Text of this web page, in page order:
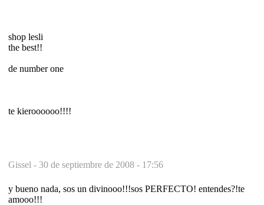
shop lesli
the best!!
de number one
te kieroooooo!!!!
Gissel - 30 de septiembre de 2008 - 17:56
y bueno nada, sos un divinooo!!!sos PERFECTO! entendes?!te
amooo!!!